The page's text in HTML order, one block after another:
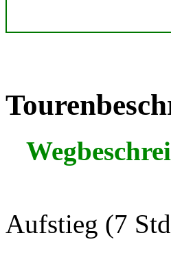
Aufstieg (7